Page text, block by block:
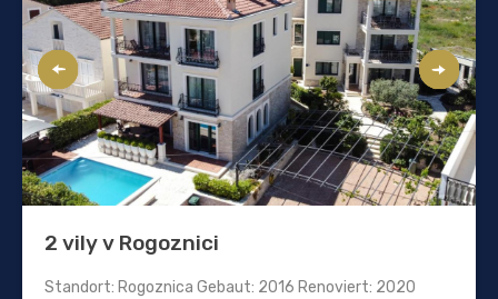
2 vily v Rogoznici
Standort: Rogoznica Gebaut: 2016 Renoviert: 2020